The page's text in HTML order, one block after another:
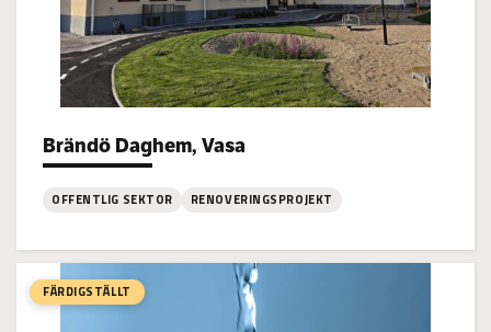
Brändö Daghem, Vasa
Project types:
OFFENTLIG SEKTOR RENOVERINGSPROJEKT
Brändö
Daghem,
Vasa
FÄRDIGSTÄLLT